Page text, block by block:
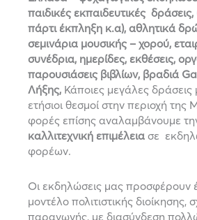
παιδικές εκπαιδευτικές
πάρτι έκπληξη κ.α), αθλητικά
σεμινάρια μουσικής – χορού,
συνέδρια, ημερίδες, εκθέσεις,
παρουσιάσεις βιβλίων, βραδιά
Λήξης, Κάποιες μεγάλες δράσεις
ετήσιοι θεσμοί στην περιοχή
φορές επίσης αναλαμβάνουμε
καλλιτεχνική επιμέλεια σε
φορέων.
Οι εκδηλώσεις μας προσφέρουν
μοντέλο πολιτιστικής διοίκησης,
παραγωγής, με διασύνδεση